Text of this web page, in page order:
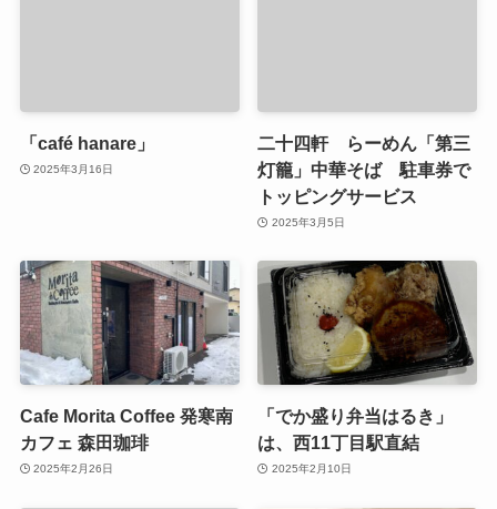
「café hanare」
2025年3月16日
二十四軒 らーめん「第三
灯籠」中華そば 駐車券で
トッピングサービス
2025年3月5日
Cafe Morita Coffee 発寒南
カフェ 森田珈琲
2025年2月26日
「でか盛り弁当はるき」
は、西11丁目駅直結
2025年2月10日